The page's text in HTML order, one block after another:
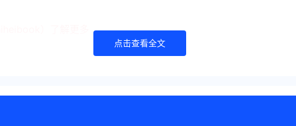
点击查看全文